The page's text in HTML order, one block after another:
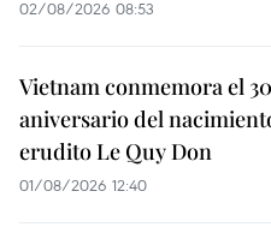
02/08/2026 08:53
Vietnam conmemora el
aniversario del
erudito Le Quy Don
01/08/2026 12:40